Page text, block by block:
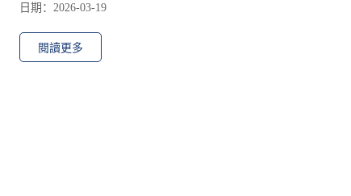
日期：2026-03-19
閱讀更多